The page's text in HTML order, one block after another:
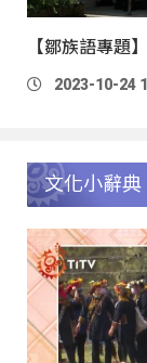
【鄒族語專題
2023-10-24
文化小辭典